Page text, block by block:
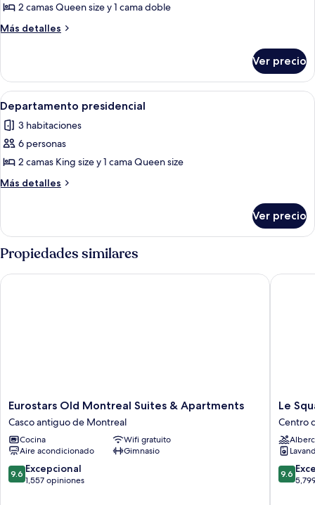
de
Departamento
2 camas Queen size y 1 cama doble
Más detalles
Más
superior
Ver precio
Abrir
todas
las
fotos
de
Departamento
Una sala de estar moderna con un
17
Departamento presidencial
3 habitaciones
6 personas
2 camas King size y 1 cama Queen size
Más detalles
Más
presidencial
Ver precio
Propiedades similares
Eurostars
Old
Montreal
Suites
&
Apartments
Casco
Eurostars Old Montreal Suites & Apartments
Casco antiguo de Montreal
Cocina
Wifi gratuito
Aire acondicionado
Gimnasio
9.6
de
9.6 Excepcional
1,557 opiniones
Eurostars Old Montreal Suites & Apartments
Le
Square
Phillips
Hotel
And
Suites
Centro
Le
Centro
9.6
de
9.6
Le